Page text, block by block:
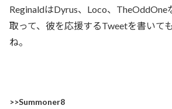
ReginaldはDyrus、Loco、TheOddOne
取って、彼を応援するTweetを書いて
ね。
>>Summoner8